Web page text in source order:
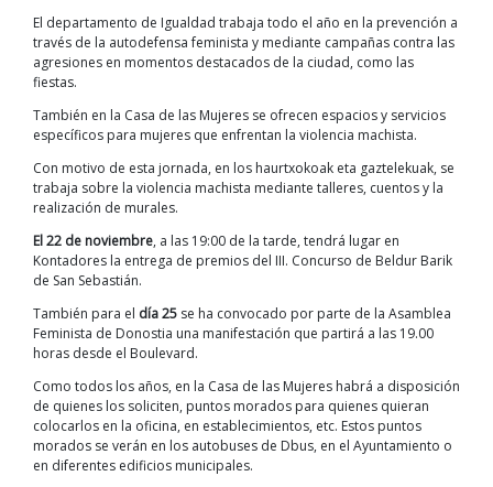
El departamento de Igualdad trabaja todo el año en la prevención a
través de la autodefensa feminista y mediante campañas contra las
agresiones en momentos destacados de la ciudad, como las
fiestas.
También en la Casa de las Mujeres se ofrecen espacios y servicios
específicos para mujeres que enfrentan la violencia machista.
Con motivo de esta jornada, en los haurtxokoak eta gaztelekuak, se
trabaja sobre la violencia machista mediante talleres, cuentos y la
realización de murales.
El 22 de noviembre, a las 19:00 de la tarde, tendrá lugar en
Kontadores la entrega de premios del III. Concurso de Beldur Barik
de San Sebastián.
También para el día 25 se ha convocado por parte de la Asamblea
Feminista de Donostia una manifestación que partirá a las 19.00
horas desde el Boulevard.
Como todos los años, en la Casa de las Mujeres habrá a disposición
de quienes los soliciten, puntos morados para quienes quieran
colocarlos en la oficina, en establecimientos, etc. Estos puntos
morados se verán en los autobuses de Dbus, en el Ayuntamiento o
en diferentes edificios municipales.